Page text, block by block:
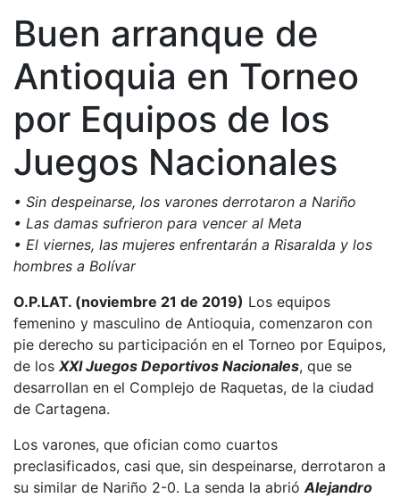
Buen arranque de
Antioquia en Torneo
por Equipos de los
Juegos Nacionales
• Sin despeinarse, los varones derrotaron a Nariño
• Las damas sufrieron para vencer al Meta
• El viernes, las mujeres enfrentarán a Risaralda y los
hombres a Bolívar
O.P.LAT. (noviembre 21 de 2019) Los equipos
femenino y masculino de Antioquia, comenzaron con
pie derecho su participación en el Torneo por Equipos,
de los XXI Juegos Deportivos Nacionales, que se
desarrollan en el Complejo de Raquetas, de la ciudad
de Cartagena.
Los varones, que ofician como cuartos
preclasificados, casi que, sin despeinarse, derrotaron a
su similar de Nariño 2-0. La senda la abrióAlejandro